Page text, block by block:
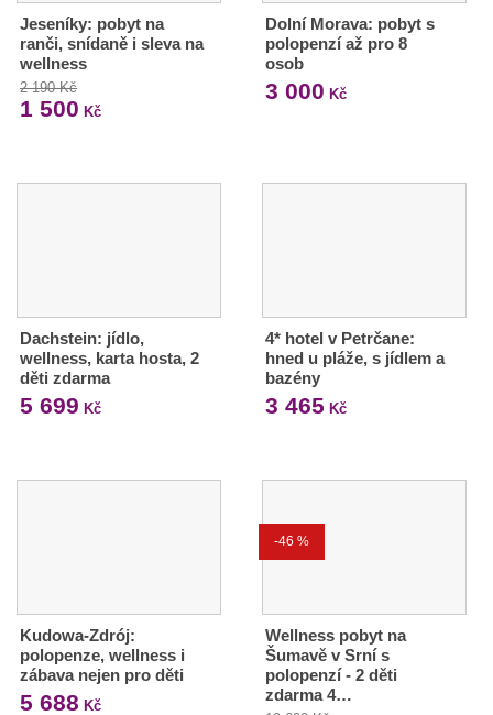
Jeseníky: pobyt na
ranči, snídaně i sleva na
wellness
2 190 Kč
1 500 Kč
Dolní Morava: pobyt s
polopenzí až pro 8
osob
3 000 Kč
Dachstein: jídlo,
wellness, karta hosta, 2
děti zdarma
5 699 Kč
4* hotel v Petrčane:
hned u pláže, s jídlem a
bazény
3 465 Kč
Kudowa-Zdrój:
polopenze, wellness i
zábava nejen pro děti
5 688 Kč
-46 %
Wellness pobyt na
Šumavě v Srní s
polopenzí - 2 děti
zdarma 4…